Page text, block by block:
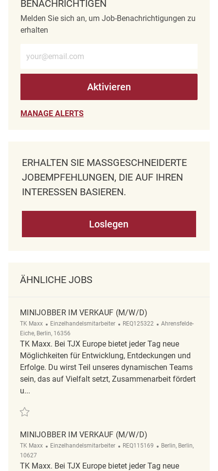
BENACHRICHTIGEN
Melden Sie sich an, um Job-Benachrichtigungen zu
erhalten
Aktivieren
MANAGE ALERTS
ERHALTEN SIE MASSGESCHNEIDERTE J
OBEMPFEHLUNGEN, DIE AUF IHREN I
NTERESSEN BASIEREN.
Loslegen
ÄHNLICHE JOBS
MINIJOBBER IM VERKAUF (M/W/D)
TK Maxx Kategorie
Einzelhandelsmitarbeiter ReqId
REQ125322 Ort
Ahrensfelde-
Eiche, Berlin, 16356
TK Maxx. Bei TJX Europe bietet jeder Tag neue
Möglichkeiten für Entwicklung, Entdeckungen und
Erfolge. Du wirst Teil unseres dynamischen Teams
sein, das auf Vielfalt setzt, Zusammenarbeit fördert
u...
Retten Minijobber im Verkauf (m/w/d) REQ125322
MINIJOBBER IM VERKAUF (M/W/D)
TK Maxx Kategorie
Einzelhandelsmitarbeiter ReqId
REQ115169 Ort
Berlin, Berlin,
10627
TK Maxx. Bei TJX Europe bietet jeder Tag neue